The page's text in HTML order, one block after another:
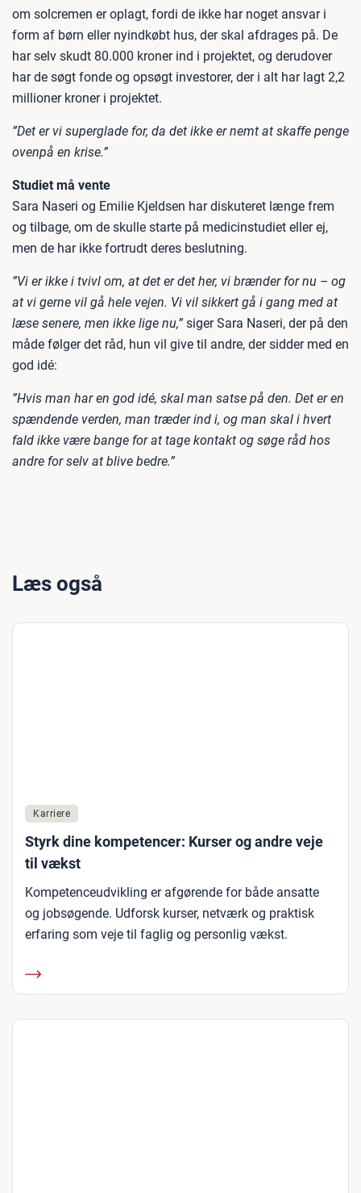
om solcremen er oplagt, fordi de ikke har noget ansvar i
form af børn eller nyindkøbt hus, der skal afdrages på. De
har selv skudt 80.000 kroner ind i projektet, og derudover
har de søgt fonde og opsøgt investorer, der i alt har lagt 2,2
millioner kroner i projektet.
”Det er vi superglade for, da det ikke er nemt at skaffe penge
ovenpå en krise.”
Studiet må vente
Sara Naseri og Emilie Kjeldsen har diskuteret længe frem
og tilbage, om de skulle starte på medicinstudiet eller ej,
men de har ikke fortrudt deres beslutning.
”Vi er ikke i tvivl om, at det er det her, vi brænder for nu – og
at vi gerne vil gå hele vejen. Vi vil sikkert gå i gang med at
læse senere, men ikke lige nu,” siger Sara Naseri, der på den
måde følger det råd, hun vil give til andre, der sidder med en
god idé:
”Hvis man har en god idé, skal man satse på den. Det er en
spændende verden, man træder ind i, og man skal i hvert
fald ikke være bange for at tage kontakt og søge råd hos
andre for selv at blive bedre.”
Læs også
Karriere
Styrk dine kompetencer: Kurser og andre veje
til vækst
Kompetenceudvikling er afgørende for både ansatte
og jobsøgende. Udforsk kurser, netværk og praktisk
erfaring som veje til faglig og personlig vækst.